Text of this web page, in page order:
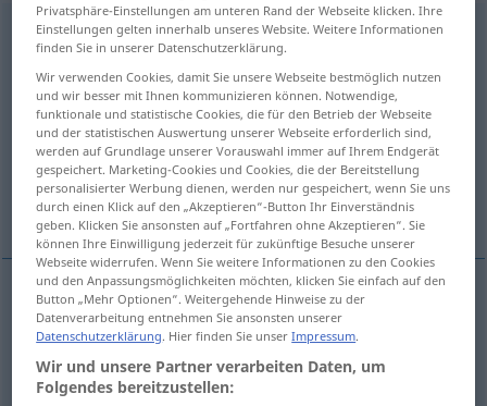
Überweisungf <Überweisung;Überweisungen>
Übersicht aller Übersetzungen
(Für mehr Details die Übersetzung anklicken/antippen)
remittance, transfer transfer
referral, referring, passing on referral
remittance Überweisung WIRTSCH von Geld
transfer Überweisung WIRTSCH von Geld
Privatsphäre-Einstellungen am unteren Rand der Webseite klicken. Ihre
Einstellungen gelten innerhalb unseres Website. Weitere Informationen
finden Sie in unserer Datenschutzerklärung.
Wir verwenden Cookies, damit Sie unsere Webseite bestmöglich nutzen
und wir besser mit Ihnen kommunizieren können. Notwendige,
funktionale und statistische Cookies, die für den Betrieb der Webseite
und der statistischen Auswertung unserer Webseite erforderlich sind,
werden auf Grundlage unserer Vorauswahl immer auf Ihrem Endgerät
gespeichert. Marketing-Cookies und Cookies, die der Bereitstellung
personalisierter Werbung dienen, werden nur gespeichert, wenn Sie uns
durch einen Klick auf den „Akzeptieren“-Button Ihr Einverständnis
geben. Klicken Sie ansonsten auf „Fortfahren ohne Akzeptieren“. Sie
können Ihre Einwilligung jederzeit für zukünftige Besuche unserer
Webseite widerrufen. Wenn Sie weitere Informationen zu den Cookies
und den Anpassungsmöglichkeiten möchten, klicken Sie einfach auf den
Button „Mehr Optionen“. Weitergehende Hinweise zu der
Datenverarbeitung entnehmen Sie ansonsten unserer
Datenschutzerklärung. Hier finden Sie unserImpressum.
Wir und unsere Partner verarbeiten Daten, um
Folgendes bereitzustellen: